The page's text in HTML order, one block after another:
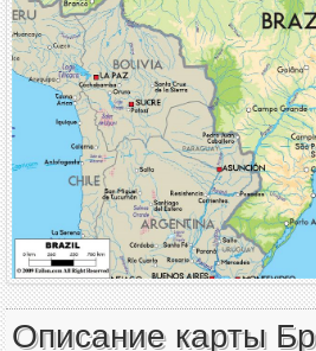
Описание карты